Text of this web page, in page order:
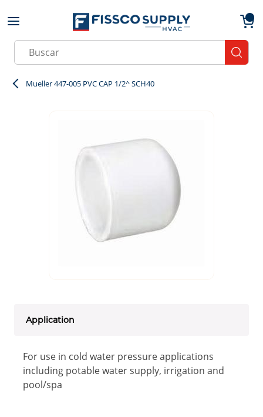
Skip to main content
Site Search
Mueller 447-005 PVC CAP 1/2^ SCH40
Application
For use in cold water pressure applications
including potable water supply, irrigation and
pool/spa